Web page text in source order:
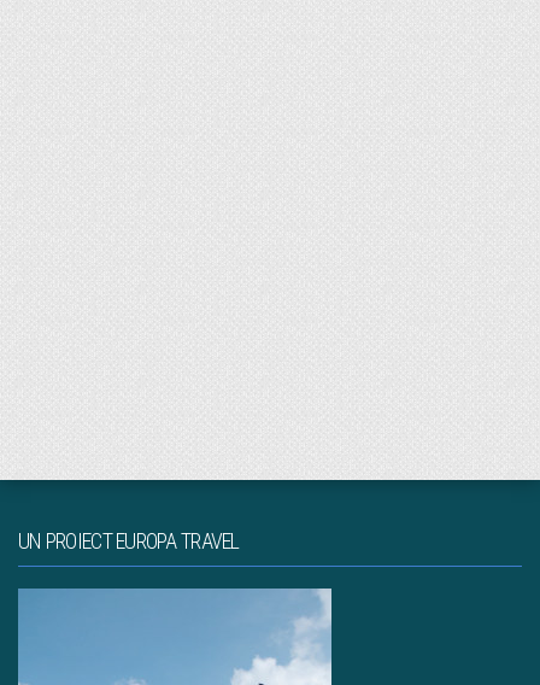
UN PROIECT EUROPA TRAVEL